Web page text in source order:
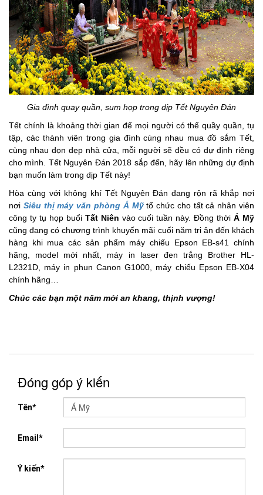
Gia đình quay quần, sum họp trong dịp Tết Nguyên Đán
Tết chính là khoảng thời gian để mọi người có thể quầy quần, tụ
tập, các thành viên trong gia đình cùng nhau mua đồ sắm Tết,
cùng nhau dọn dẹp nhà cửa, mỗi người sẽ đều có dự định riêng
cho mình. Tết Nguyên Đán 2018 sắp đến, hãy lên những dự định
bạn muốn làm trong dịp Tết này!
Hòa cùng với không khí Tết Nguyên Đán đang rộn rã khắp nơi
nơi Siêu thị máy văn phòng Á Mỹtổ chức cho tất cả nhân viên
công ty tụ họp buổi Tất Niên vào cuối tuần này. Đồng thờiÁ Mỹ
cũng đang có chương trình khuyến mãi cuối năm tri ân đến khách
hàng khi mua các sản phẩm máy chiếu Epson EB-s41 chính
hãng, model mới nhất, máy in laser đen trắng Brother HL-
L2321D, máy in phun Canon G1000, máy chiếu Epson EB-X04
chính hãng…
Chúc các bạn một năm mới an khang, thịnh vượng!
Đóng góp ý kiến
Tên*
Email*
Ý kiến*